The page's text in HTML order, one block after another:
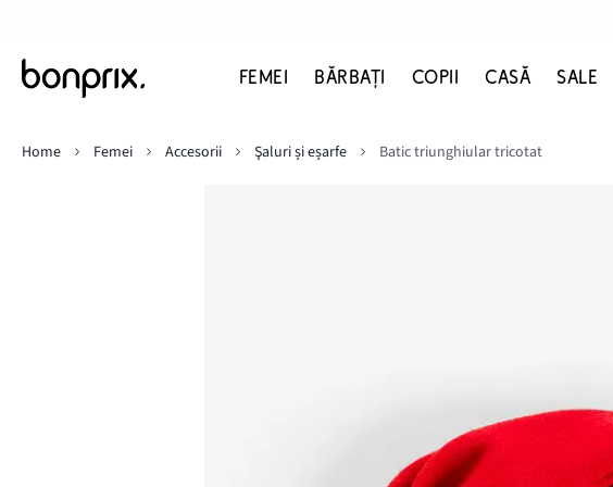
FEMEI BĂRBAŢI COPII CASĂ SALE
Home
Femei Accesorii Şaluri și eșarfe Batic triunghiular tricotat